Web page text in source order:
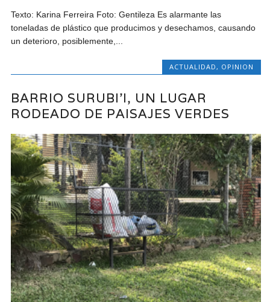
Texto: Karina Ferreira Foto: Gentileza Es alarmante las
toneladas de plástico que producimos y desechamos, causando
un deterioro, posiblemente,...
ACTUALIDAD, OPINION
BARRIO SURUBI’I, UN LUGAR
RODEADO DE PAISAJES VERDES